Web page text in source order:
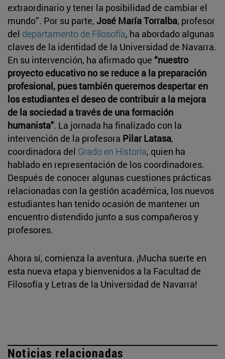
extraordinario y tener la posibilidad de cambiar el
mundo”. Por su parte, José María Torralba, profesor
del departamento de Filosofía, ha abordado algunas
claves de la identidad de la Universidad de Navarra.
En su intervención, ha afirmado que “nuestro
proyecto educativo no se reduce a la preparación
profesional, pues también queremos despertar en
los estudiantes el deseo de contribuir a la mejora
de la sociedad a través de una formación
humanista". La jornada ha finalizado con la
intervención de la profesora Pilar Latasa,
coordinadora del Grado en Historia, quien ha
hablado en representación de los coordinadores.
Después de conocer algunas cuestiones prácticas
relacionadas con la gestión académica, los nuevos
estudiantes han tenido ocasión de mantener un
encuentro distendido junto a sus compañeros y
profesores.
Ahora sí, comienza la aventura. ¡Mucha suerte en
esta nueva etapa y bienvenidos a la Facultad de
Filosofía y Letras de la Universidad de Navarra!
Noticias relacionadas